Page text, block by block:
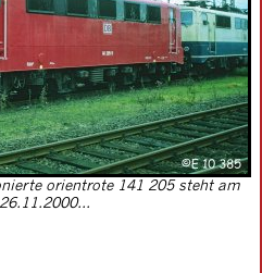
orientrote 141 205 steht am
26.11.2000...